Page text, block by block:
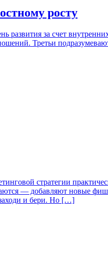
росту
развития за счет
Третьи
стратегии
— добавляют новые
и бери. Но […]